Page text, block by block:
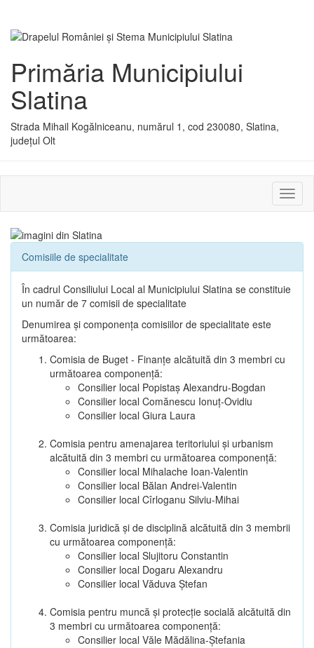
Primăria Municipiului
Slatina
Strada Mihail Kogălniceanu, numărul 1, cod 230080, Slatina,
județul Olt
sau
Comisiile de specialitate
În cadrul Consiliului Local al Municipiului Slatina se constituie
un număr de 7 comisii de specialitate
Denumirea şi componenţa comisiilor de specialitate este
următoarea:
Comisia de Buget - Finanţe alcătuită din 3 membri cu
următoarea componenţă:
Consilier local Popistaș Alexandru-Bogdan
Consilier local Comănescu Ionuț-Ovidiu
Consilier local Giura Laura
Comisia pentru amenajarea teritoriului şi urbanism
alcătuită din 3 membri cu următoarea componenţă:
Consilier local Mihalache Ioan-Valentin
Consilier local Bălan Andrei-Valentin
Consilier local Cîrloganu Silviu-Mihai
Comisia juridică şi de disciplină alcătuită din 3 membrii
cu următoarea componenţă:
Consilier local Slujitoru Constantin
Consilier local Dogaru Alexandru
Consilier local Văduva Ștefan
Comisia pentru muncă şi protecţie socială alcătuită din
3 membri cu următoarea componenţă:
Consilier local Văle Mădălina-Ștefania